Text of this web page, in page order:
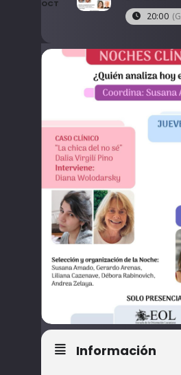
BUSCAR:
OCT
20:00
Información